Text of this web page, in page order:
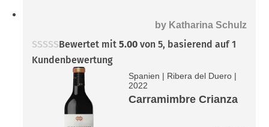
by Katharina Schulz
Bewertet mit 5.00von 5, basierend auf1
Kundenbewertung
Spanien | Ribera del Duero |
2022
Carramimbre Crianza